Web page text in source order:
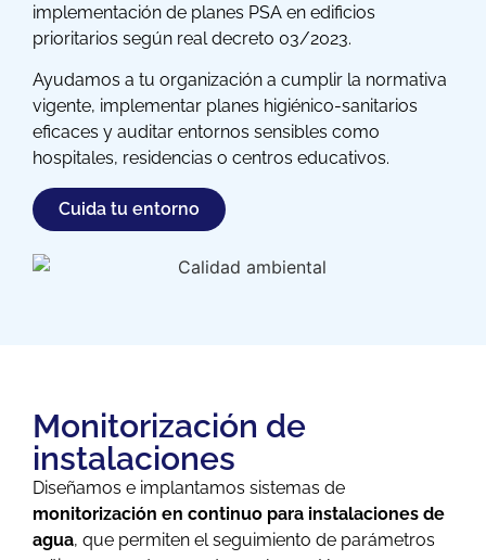
implementación de planes PSA en edificios
prioritarios según real decreto 03/2023.
Ayudamos a tu organización a cumplir la normativa
vigente, implementar planes higiénico-sanitarios
eficaces y auditar entornos sensibles como
hospitales, residencias o centros educativos.
Cuida tu entorno
Monitorización de
instalaciones
Diseñamos e implantamos sistemas de
monitorización en continuo para instalaciones de
agua, que permiten el seguimiento de parámetros